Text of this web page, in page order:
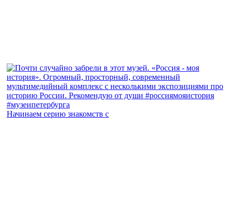
Начинаем серию знакомств с